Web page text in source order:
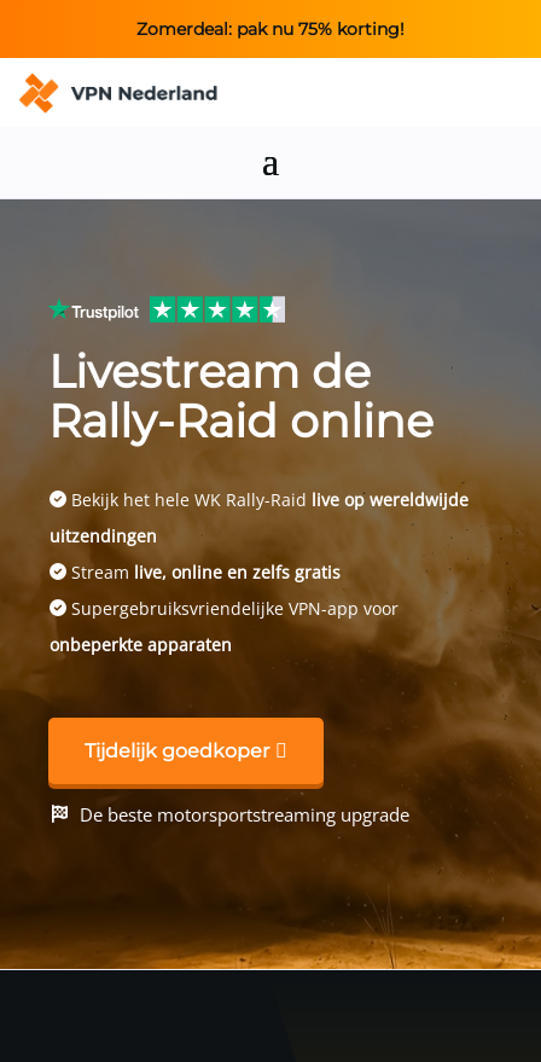
Zomerdeal: pak nu 75% korting!
Livestream de
Rally-Raid online
Bekijk het hele WK Rally-Raid live op wereldwijde
uitzendingen
Stream live, online en zelfs gratis
Supergebruiksvriendelijke VPN-app voor
onbeperkte apparaten
Tijdelijk goedkoper
De beste motorsportstreaming upgrade